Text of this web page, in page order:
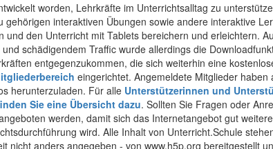
worden, Lehrkräfte im Unterrichtsalltag zu
gehörigen interaktiven Übungen sowie andere interaktive
und den Unterricht mit Tablets bereichern und erleichtern.
schädigendem Traffic wurde allerdings die
entgegenzukommen, die sich weiterhin eine
eingerichtet. Angemeldete Mitglieder
herunterzuladen. Für alle Unterstützerinnen und
Sie eine Übersicht dazu. Sollten Sie Fragen oder
werden, damit sich das Internetangebot gut
wird. Alle Inhalt von Unterricht.Schule
nicht anders angegeben - von www.h5p.org bereitgestellt